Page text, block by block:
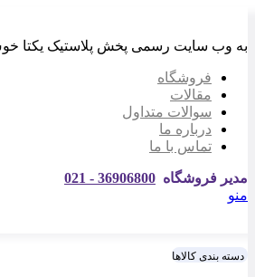
به وب سایت رسمی پخش پلاستیک یکتا
فروشگاه
مقالات
سوالات متداول
درباره ما
تماس با ما
مدیر فروشگاه 36906800 - 021
منو
دسته بندی کالاها